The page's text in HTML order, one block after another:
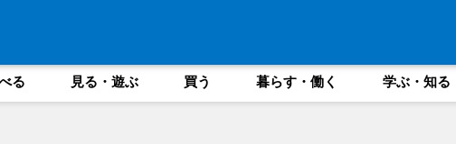
る 見る・遊ぶ 買う 暮らす・働く 学ぶ・知る